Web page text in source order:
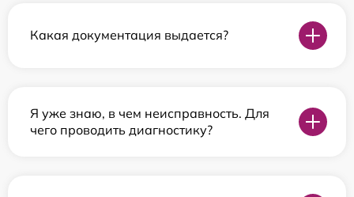
Какая документация выдается?
Я уже знаю, в чем неисправность. Для
чего проводить диагностику?